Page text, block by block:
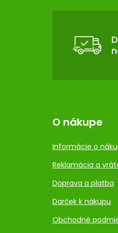
O nákupe
Informácie o
Reklamácia a
Doprava a platba
Darček k nákupu
Obchodné